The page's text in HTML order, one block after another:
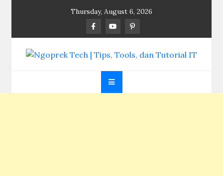
Thursday, August 6, 2026
Ngoprek Tech | Tips,
Tools, dan Tutorial